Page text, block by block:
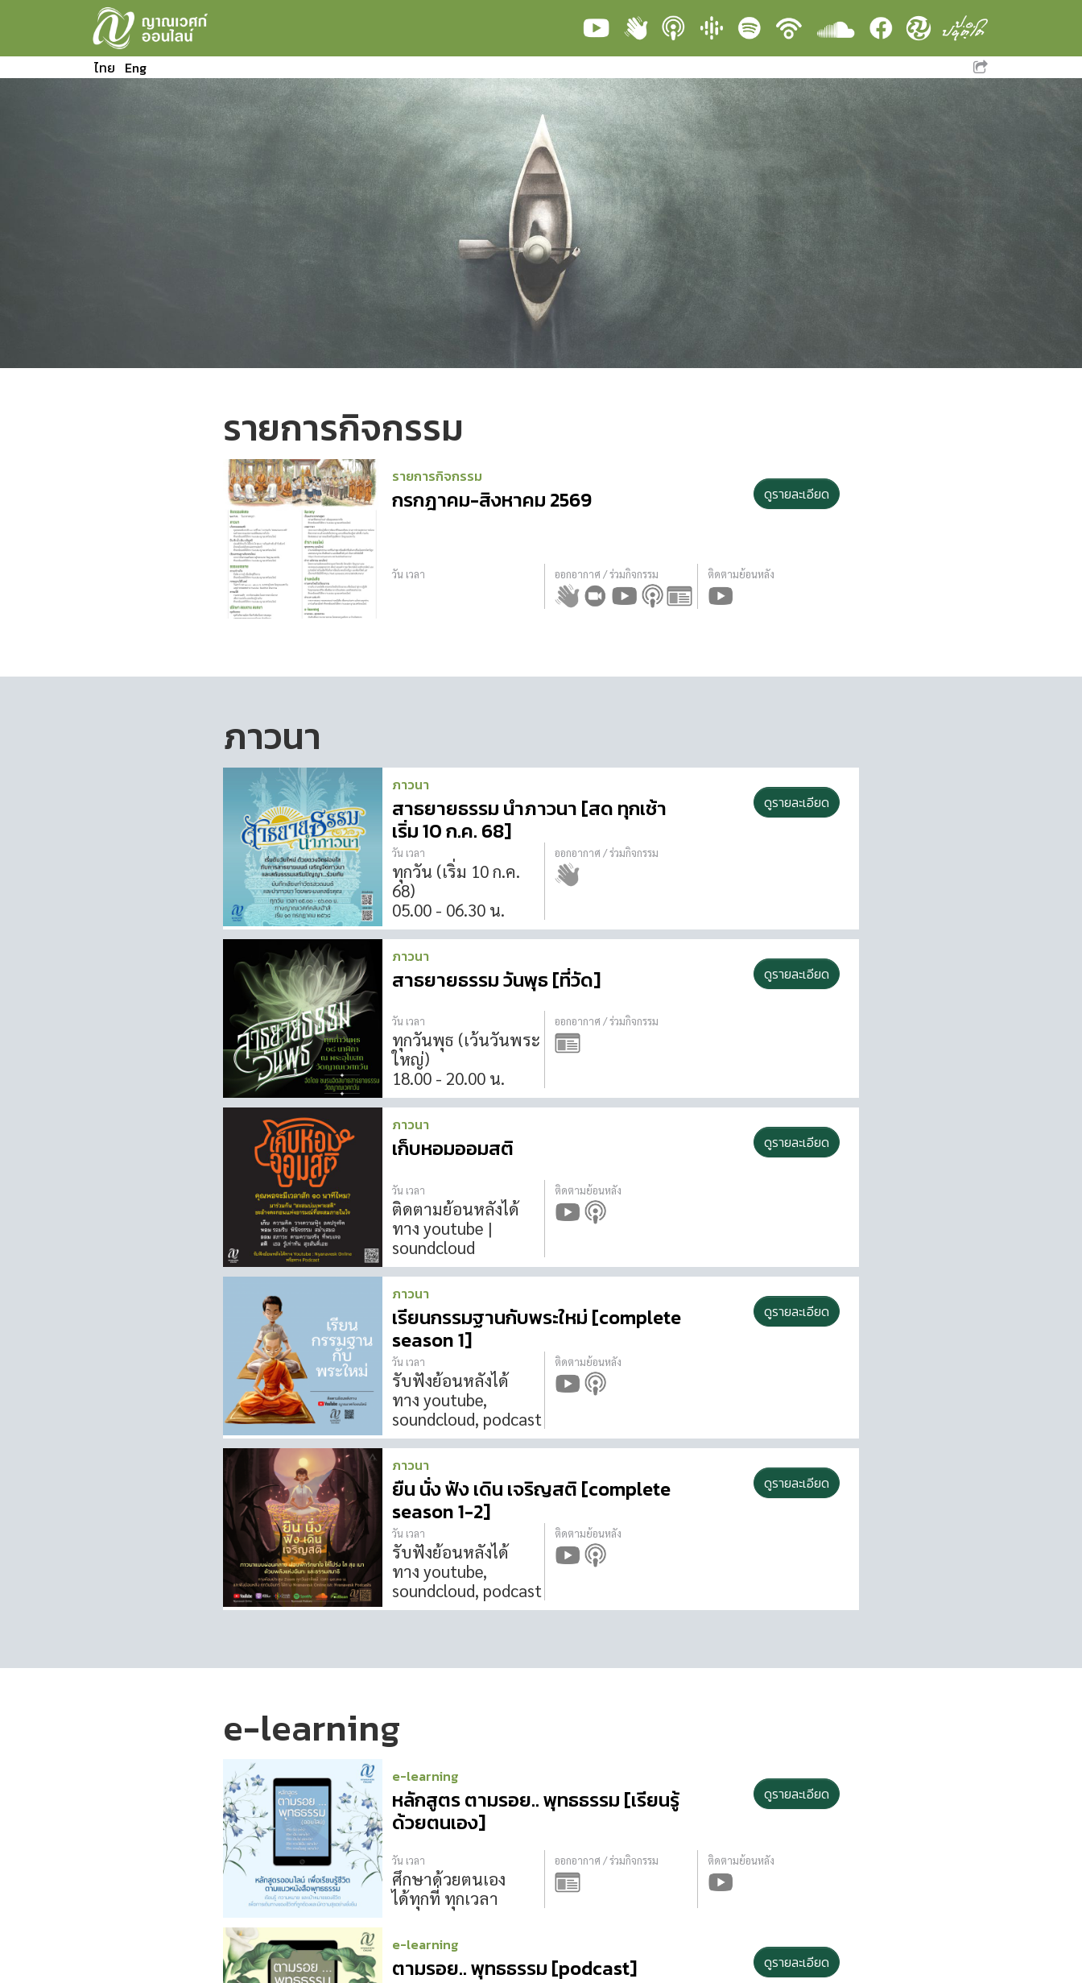
ไทย Eng
รายการกิจกรรม
รายการกิจกรรม
กรกฎาคม-สิงหาคม 2569 ดูรายละเอียด
วัน เวลา ออกอากาศ / ร่วมกิจกรรม ติดตามย้อนหลัง
ภาวนา
ภาวนา
สาธยายธรรม นำภาวนา [สด ทุกเช้า
เริ่ม 10 ก.ค. 68]
ดูรายละเอียด
วัน เวลา
ทุกวัน (เริ่ม 10 ก.ค.
68)
05.00 - 06.30 น.
ออกอากาศ / ร่วมกิจกรรม
ภาวนา
สาธยายธรรม วันพุธ [ที่วัด] ดูรายละเอียด
วัน เวลา
ทุกวันพุธ (เว้นวันพระ
ใหญ่)
18.00 - 20.00 น.
ออกอากาศ / ร่วมกิจกรรม
ภาวนา
เก็บหอมออมสติ ดูรายละเอียด
วัน เวลา
ติดตามย้อนหลังได้
ทาง youtube |
soundcloud
ติดตามย้อนหลัง
ภาวนา
เรียนกรรมฐานกับพระใหม่ [complete
season 1]
ดูรายละเอียด
วัน เวลา
รับฟังย้อนหลังได้
ทาง youtube,
soundcloud, podcast
ติดตามย้อนหลัง
ภาวนา
ยืน นั่ง ฟัง เดิน เจริญสติ [complete
season 1-2]
ดูรายละเอียด
วัน เวลา
รับฟังย้อนหลังได้
ทาง youtube,
soundcloud, podcast
ติดตามย้อนหลัง
e-learning
e-learning
หลักสูตร ตามรอย.. พุทธธรรม [เรียนรู้
ด้วยตนเอง]
ดูรายละเอียด
วัน เวลา
ศึกษาด้วยตนเอง
ได้ทุกที่ ทุกเวลา
ออกอากาศ / ร่วมกิจกรรม ติดตามย้อนหลัง
e-learning
ตามรอย.. พุทธธรรม [podcast] ดูรายละเอียด